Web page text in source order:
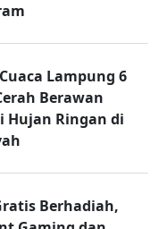
Lampung 6
Berawan
Hujan Ringan di
Berhadiah,